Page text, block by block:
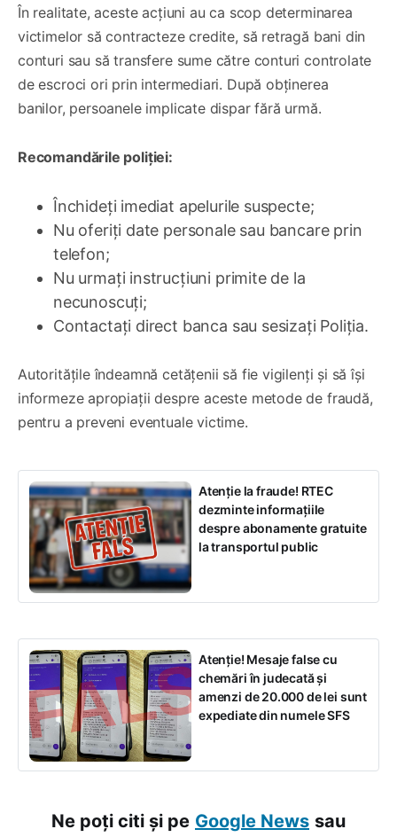
În realitate, aceste acțiuni au ca scop determinarea
victimelor să contracteze credite, să retragă bani din
conturi sau să transfere sume către conturi controlate
de escroci ori prin intermediari. După obținerea
banilor, persoanele implicate dispar fără urmă.
Recomandările poliției:
Închideți imediat apelurile suspecte;
Nu oferiți date personale sau bancare prin
telefon;
Nu urmați instrucțiuni primite de la
necunoscuți;
Contactați direct banca sau sesizați Poliția.
Autoritățile îndeamnă cetățenii să fie vigilenți și să își
informeze apropiații despre aceste metode de fraudă,
pentru a preveni eventuale victime.
Atenție la fraude! RTEC
dezminte informațiile
despre abonamente gratuite
la transportul public
Atenție! Mesaje false cu
chemări în judecată și
amenzi de 20.000 de lei sunt
expediate din numele SFS
Ne poți citi și pe Google News sau